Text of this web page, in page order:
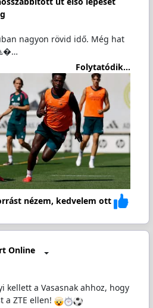
nagyon rövid idő. Még hat
Folytatódik...
nézem, kedvelem ott
Online
kellett a Vasasnak ahhoz, hogy
a ZTE ellen!